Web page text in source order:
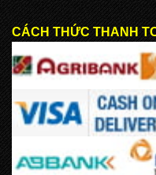
CÁCH THỨC THANH